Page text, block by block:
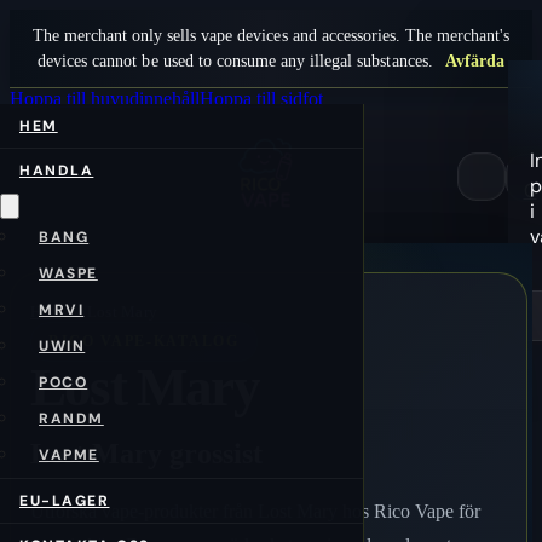
The merchant only sells vape devices and accessories. The merchant's
devices cannot be used to consume any illegal substances.
Avfärda
Hoppa till huvudinnehållHoppa till sidfot
HEM
HANDLA
BANG
WASPE
MRVI
UWIN
POCO
RANDM
VAPME
EU-LAGER
0
i
Hem/sv/
RICO VAPE-KATALOG
Lost Mary
Lost Mary grossist
Utforska vape-produkter från Lost Mary hos Rico Vape för